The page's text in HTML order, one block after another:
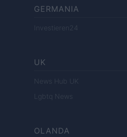
GERMANIA
Investieren24
UK
News Hub UK
Lgbtq News
OLANDA